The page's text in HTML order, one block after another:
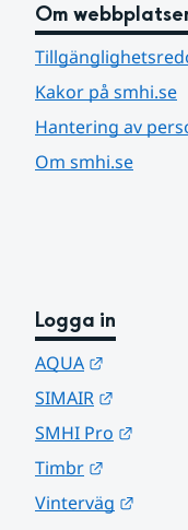
Om
Kakor på smhi.se
Hantering av
Om smhi.se
Logga in
AQUA
SIMAIR
SMHI Pro
Timbr
Vinterväg